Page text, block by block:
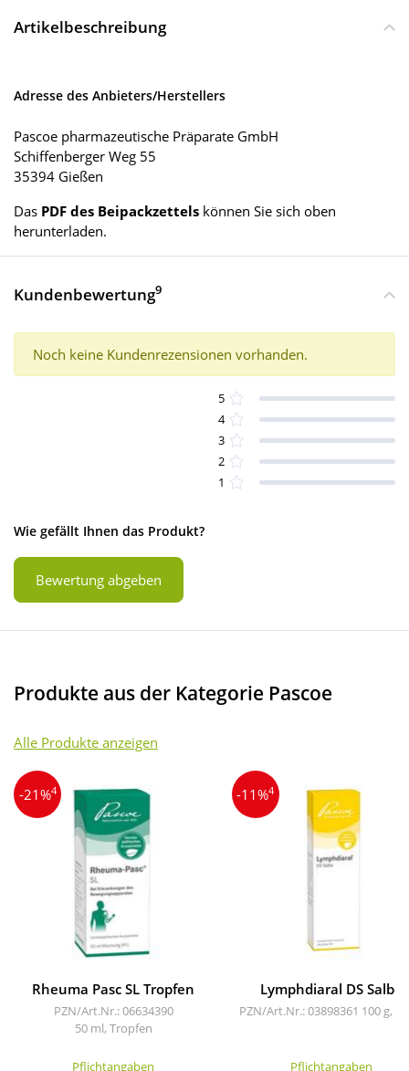
Artikelbeschreibung
Adresse des Anbieters/Herstellers
Pascoe pharmazeutische Präparate GmbH
Schiffenberger Weg 55
35394 Gießen
Das PDF des Beipackzettels können Sie sich oben
herunterladen.
Kundenbewertung9
Noch keine Kundenrezensionen vorhanden.
5
4
3
2
1
Wie gefällt Ihnen das Produkt?
Bewertung abgeben
Produkte aus der Kategorie Pascoe
Alle Produkte anzeigen
-21%4
Rheuma Pasc SL Tropfen
PZN/Art.Nr.: 06634390
50 ml, Tropfen
Pflichtangaben
-11%4
Lymphdiaral DS Salbe
PZN/Art.Nr.: 03898361 100 g,
Pflichtangaben